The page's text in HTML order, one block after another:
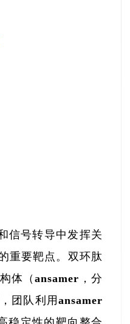
信号转导中发挥关
重要靶点。双环肽
体（ansamer，分
团队利用ansamer